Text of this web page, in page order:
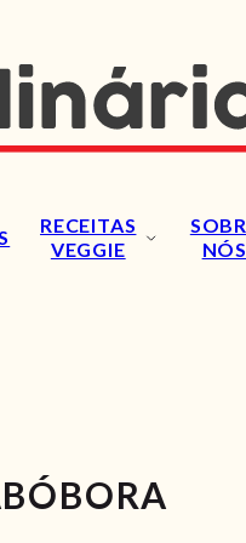
RECEITAS
VEGGIE
NÓS